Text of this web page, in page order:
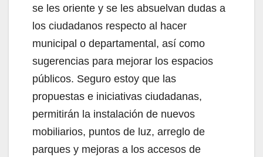
se les oriente y se les absuelvan dudas a
los ciudadanos respecto al hacer
municipal o departamental, así como
sugerencias para mejorar los espacios
públicos. Seguro estoy que las
propuestas e iniciativas ciudadanas,
permitirán la instalación de nuevos
mobiliarios, puntos de luz, arreglo de
parques y mejoras a los accesos de